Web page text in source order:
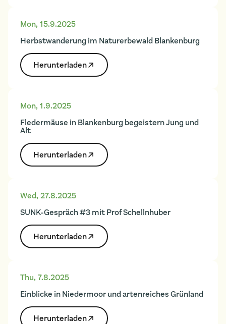
Mon, 15.9.2025
Herbstwanderung im Naturerbewald Blankenburg
Herunter­laden
Mon, 1.9.2025
Fledermäuse in Blankenburg begeistern Jung und
Alt
Herunter­laden
Wed, 27.8.2025
SUNK-Gespräch #3 mit Prof Schellnhuber
Herunter­laden
Thu, 7.8.2025
Einblicke in Niedermoor und artenreiches Grünland
Herunter­laden